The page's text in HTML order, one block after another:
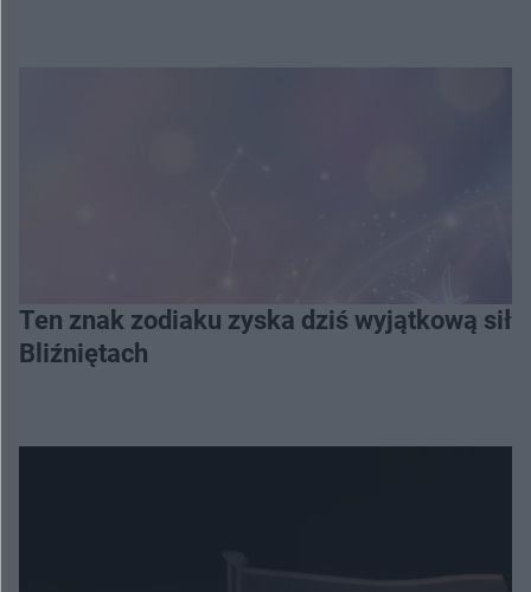
Ten znak zodiaku zyska dziś wyjątkową
Bliźniętach